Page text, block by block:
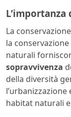
La
la
naturali
sopravvivenza
della diversità
habitat naturali